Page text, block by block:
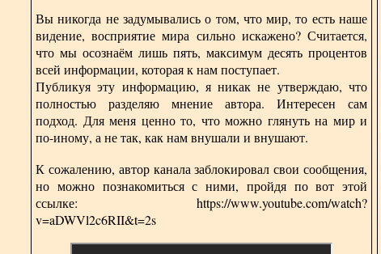
Вы никогда не задумывались о том, что мир, то есть наше
видение, восприятие мира сильно искажено? Считается,
что мы осознаём лишь пять, максимум десять процентов
всей информации, которая к нам поступает.
Публикуя эту информацию, я никак не утверждаю, что
полностью разделяю мнение автора. Интересен сам
подход. Для меня ценно то, что можно глянуть на мир и
по-иному, а не так, как нам внушали и внушают.
К сожалению, автор канала заблокировал свои сообщения,
но можно познакомиться с ними, пройдя по вот этой
ссылке: https://www.youtube.com/watch?
v=aDWVl2c6RII&t=2s